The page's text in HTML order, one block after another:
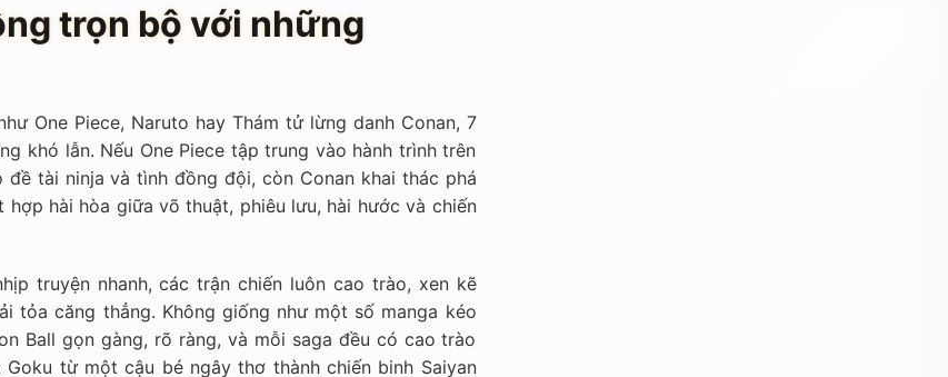
trọn bộ với những
One Piece, Naruto hay Thám tử lừng danh Conan, 7
khó lẫn. Nếu One Piece tập trung vào hành trình trên
tài ninja và tình đồng đội, còn Conan khai thác phá
hài hòa giữa võ thuật, phiêu lưu, hài hước và chiến
truyện nhanh, các trận chiến luôn cao trào, xen kẽ
tỏa căng thẳng. Không giống như một số manga kéo
Ball gọn gàng, rõ ràng, và mỗi saga đều có cao trào
từ một cậu bé ngây thơ thành chiến binh Saiyan